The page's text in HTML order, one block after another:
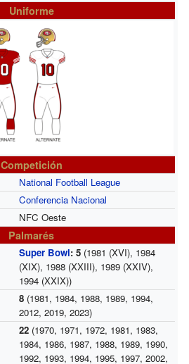
Uniforme
Competición
National Football League
Conferencia Nacional
NFC Oeste
Palmarés
Super Bowl: 5(1981 (XVI), 1984
(XIX), 1988 (XXIII), 1989 (XXIV),
1994 (XXIX))
8(1981, 1984, 1988, 1989, 1994,
2012, 2019, 2023)
22(1970, 1971, 1972, 1981, 1983,
1984, 1986, 1987, 1988, 1989, 1990,
1992, 1993, 1994, 1995, 1997, 2002,